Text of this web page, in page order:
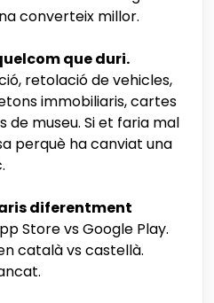
converteix millor.
que duri.
retolació de vehicles,
immobiliaris, cartes
de museu. Si et faria mal
perquè ha canviat una
diferentment
Store vs Google Play.
català vs castellà.